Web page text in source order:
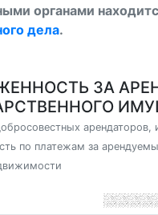
органами
дела.
ЗА
по платежам за